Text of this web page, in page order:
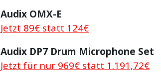
Audix OMX-E
Jetzt 89€ statt 124€
Audix DP7 Drum Microphone Set
Jetzt für nur 969€ statt 1.191,72€